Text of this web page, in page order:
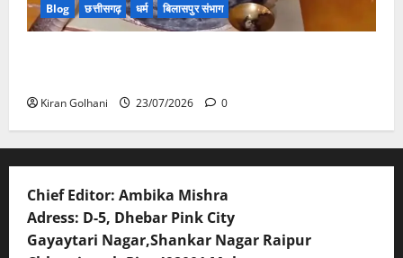
Blog छत्तीसगढ़ धर्म बिलासपुर संभाग
Kiran Golhani 23/07/2026 0
Chief Editor: Ambika Mishra
Adress: D-5, Dhebar Pink City
Gayaytari Nagar,Shankar Nagar Raipur